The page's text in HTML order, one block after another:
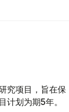
究项目，旨在保
计划为期5年。